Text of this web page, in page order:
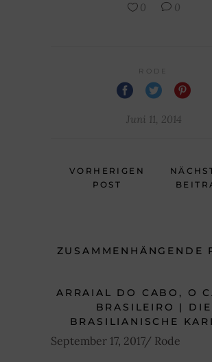
0 0
RODE
Juni 11, 2014
VORHERIGEN
POST
ZUSAMMENHÄNGENDE
ARRAIAL DO CABO, O
BRASILEIRO | DIE
BRASILIANISCHE
September 17, 2017 Rode